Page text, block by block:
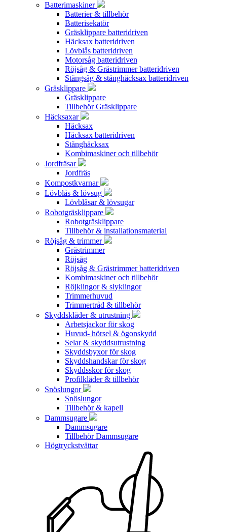
Batterimaskiner
Batterier & tillbehör
Batterisekatör
Gräsklippare batteridriven
Häcksax batteridriven
Lövblås batteridriven
Motorsåg batteridriven
Röjsåg & Grästrimmer batteridriven
Stångsåg & stånghäcksax batteridriven
Gräsklippare
Gräsklippare
Tillbehör Gräsklippare
Häcksaxar
Häcksax
Häcksax batteridriven
Stånghäcksax
Kombimaskiner och tillbehör
Jordfräsar
Jordfräs
Kompostkvarnar
Lövblås & lövsug
Lövblåsar & lövsugar
Robotgräsklippare
Robotgräsklippare
Tillbehör & installationsmaterial
Röjsåg & trimmer
Grästrimmer
Röjsåg
Röjsåg & Grästrimmer batteridriven
Kombimaskiner och tillbehör
Röjklingor & slyklingor
Trimmerhuvud
Trimmertråd & tillbehör
Skyddskläder & utrustning
Arbetsjackor för skog
Huvud- hörsel & ögonskydd
Selar & skyddsutrustning
Skyddsbyxor för skog
Skyddshandskar för skog
Skyddsskor för skog
Profilkläder & tillbehör
Snöslungor
Snöslungor
Tillbehör & kapell
Dammsugare
Dammsugare
Tillbehör Dammsugare
Högtryckstvättar